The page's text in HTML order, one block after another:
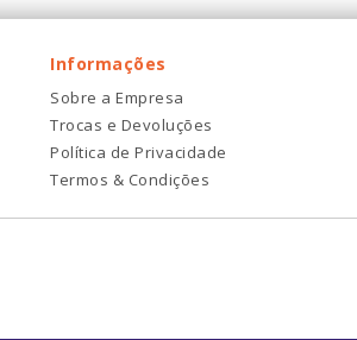
Informações
Sobre a Empresa
Trocas e Devoluções
Política de Privacidade
Termos & Condições